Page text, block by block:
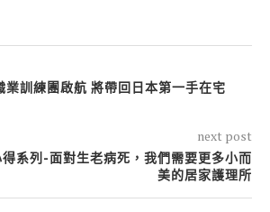
業訓練團啟航 將帶回日本第一手在宅
next post
系列-面對生老病死，我們需要更多小而
美的居家護理所